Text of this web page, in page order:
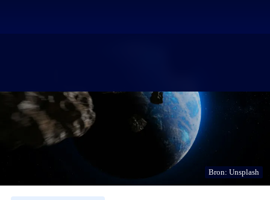
Bron: Unsplash